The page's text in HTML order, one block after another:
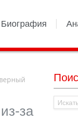
Биография
за